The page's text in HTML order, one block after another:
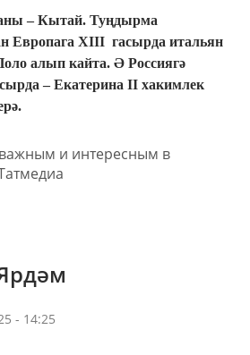
– Кытай. Туңдырма
Европага XIII гасырда итальян
алып кайта. Ә Россиягә
– Екатерина II хакимлек
и интересным в
- 14:25